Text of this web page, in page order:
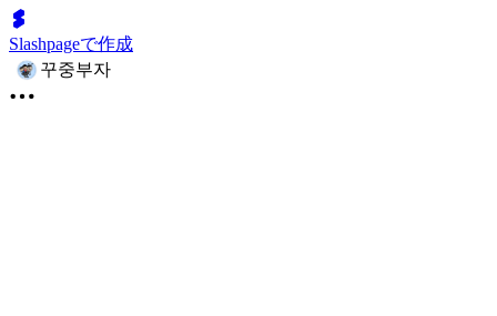
Slashpageで作成
꾸중부자